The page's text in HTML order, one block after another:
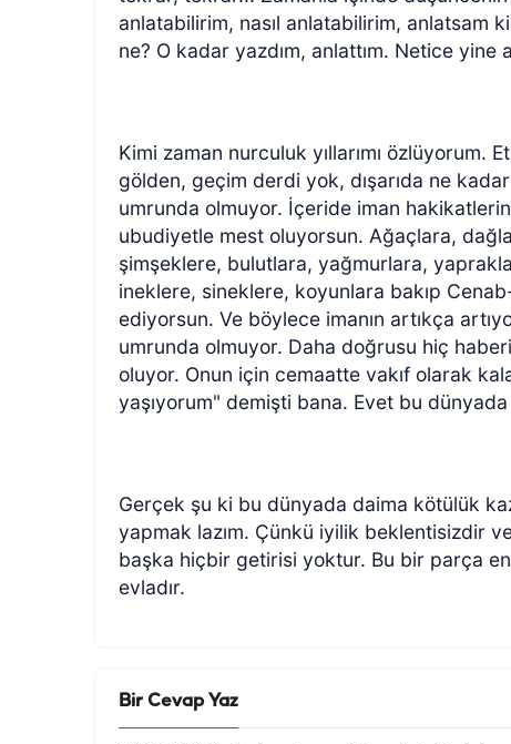
anlatabilirim, nasıl anlatabilirim, anlatsam
ne? O kadar yazdım, anlattım. Netice yine
Kimi zaman nurculuk yıllarımı özlüyorum.
gölden, geçim derdi yok, dışarıda ne
umrunda olmuyor. İçeride iman
ubudiyetle mest oluyorsun. Ağaçlara,
şimşeklere, bulutlara, yağmurlara,
ineklere, sineklere, koyunlara bakıp
ediyorsun. Ve böylece imanın artıkça
umrunda olmuyor. Daha doğrusu hiç
oluyor. Onun için cemaatte vakıf olarak
yaşıyorum" demişti bana. Evet bu
Gerçek şu ki bu dünyada daima kötülük
yapmak lazım. Çünkü iyilik beklentisizdir
başka hiçbir getirisi yoktur. Bu bir parça
evladır.
Bir Cevap Yaz